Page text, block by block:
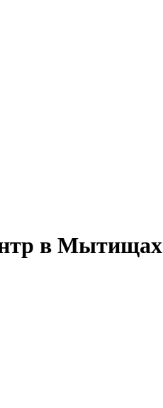
в Мытищах